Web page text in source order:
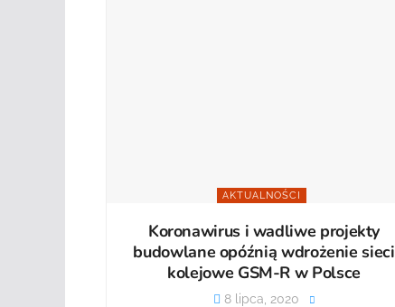
AKTUALNOŚCI
Koronawirus i wadliwe projekty
budowlane opóźnią wdrożenie sieci
kolejowe GSM-R w Polsce
8 lipca, 2020